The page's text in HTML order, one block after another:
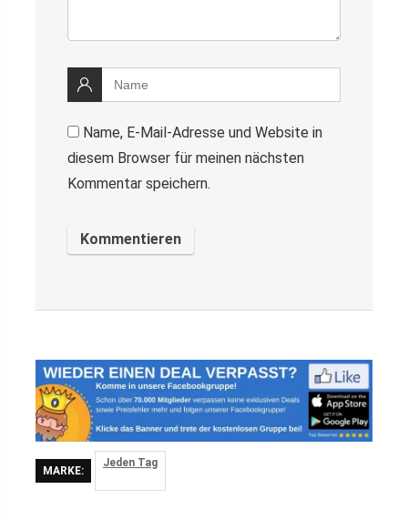
Name, E-Mail-Adresse und Website in
diesem Browser für meinen nächsten
Kommentar speichern.
MARKE:
Jeden Tag